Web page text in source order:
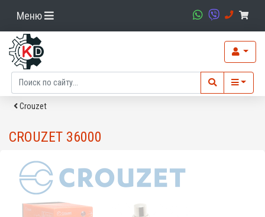
Меню
Crouzet
CROUZET 36000